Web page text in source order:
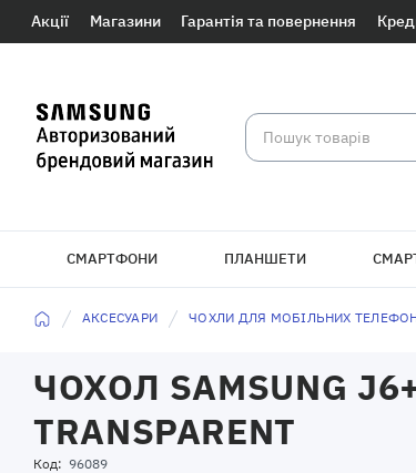
Акції Магазини Гарантія та повернення
СМАРТФОНИ ПЛАНШЕТИ
АКСЕСУАРИ ЧОХЛИ ДЛЯ МОБІЛЬНИХ
ЧОХОЛ SAMSUNG
TRANSPARENT
Код: 96089